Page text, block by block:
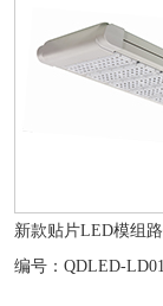
新款贴片LED模组
编号：QDLED-